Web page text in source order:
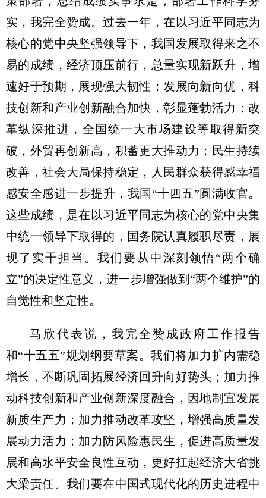
实，我完全赞成。过去一年，在以习近平同志为
核心的党中央坚强领导下，我国发展取得来之不
易的成绩，经济顶压前行，总量实现新跃升，增
速好于预期，展现强大韧性；发展向新向优，科
技创新和产业创新融合加快，彰显蓬勃活力；改
革纵深推进，全国统一大市场建设等取得新突
破，外贸再创新高，积蓄更大推动力；民生持续
改善，社会大局保持稳定，人民群众获得感幸福
感安全感进一步提升，我国“十四五”圆满收官。
这些成绩，是在以习近平同志为核心的党中央集
中统一领导下取得的，国务院认真履职尽责，展
现了实干担当。我们要从中深刻领悟“两个确
立”的决定性意义，进一步增强做到“两个维护”的
自觉性和坚定性。
马欣代表说，我完全赞成政府工作报告
和“十五五”规划纲要草案。我们将加力扩内需稳
增长，不断巩固拓展经济回升向好势头；加力推
动科技创新和产业创新深度融合，因地制宜发展
新质生产力；加力推动改革攻坚，增强高质量发
展动力活力；加力防风险惠民生，促进高质量发
展和高水平安全良性互动，更好扛起经济大省挑
大梁责任。我们要在中国式现代化的历史进程中